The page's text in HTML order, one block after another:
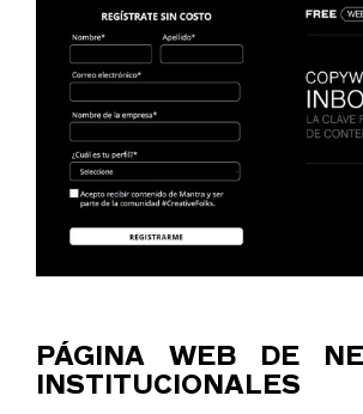
PÁGINA WEB DE
INSTITUCIONALES